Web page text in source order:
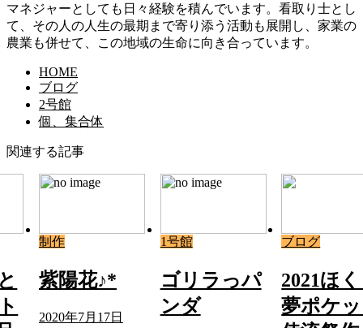
マネジャーとしても日々経験を積んでいます。看取り士とし
て、その人の人生の最期まで寄り添う活動も展開し、家業の
農業も併せて、この地域の生命に向き合っています。
HOME
ブログ
2号館
個、集合体
関連する記事
制作
紫陽花♪*
2020年7月17日
1号館
ゴリラっパ
ンダ
ブログ
2021ほ
夢ポケ